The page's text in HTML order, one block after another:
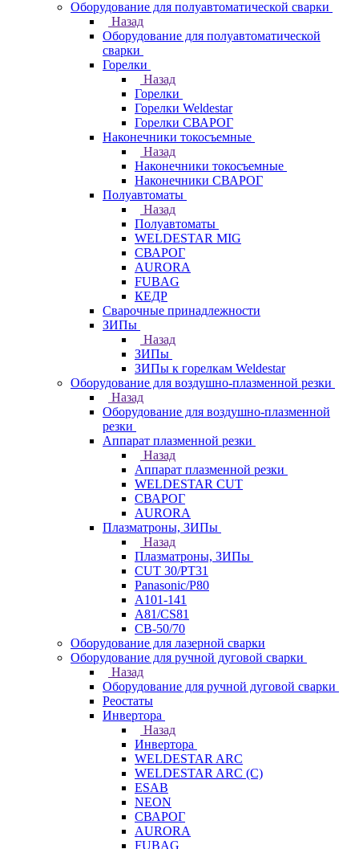
Оборудование для полуавтоматической сварки
Назад
Оборудование для полуавтоматической
сварки
Горелки
Назад
Горелки
Горелки Weldestar
Горелки СВАРОГ
Наконечники токосъемные
Назад
Наконечники токосъемные
Наконечники СВАРОГ
Полуавтоматы
Назад
Полуавтоматы
WELDESTAR MIG
СВАРОГ
AURORA
FUBAG
КЕДР
Сварочные принадлежности
ЗИПы
Назад
ЗИПы
ЗИПы к горелкам Weldestar
Оборудование для воздушно-плазменной резки
Назад
Оборудование для воздушно-плазменной
резки
Аппарат плазменной резки
Назад
Аппарат плазменной резки
WELDESTAR CUT
СВАРОГ
AURORA
Плазматроны, ЗИПы
Назад
Плазматроны, ЗИПы
CUT 30/PT31
Panasonic/P80
А101-141
А81/CS81
СВ-50/70
Оборудование для лазерной сварки
Оборудование для ручной дуговой сварки
Назад
Оборудование для ручной дуговой сварки
Реостаты
Инвертора
Назад
Инвертора
WELDESTAR ARC
WELDESTAR ARC (С)
ESAB
NEON
СВАРОГ
AURORA
FUBAG